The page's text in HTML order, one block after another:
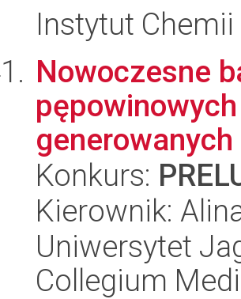
Instytut
Nowoczesne
Konkurs:
Kierownik:
Uniwersytet
Collegium